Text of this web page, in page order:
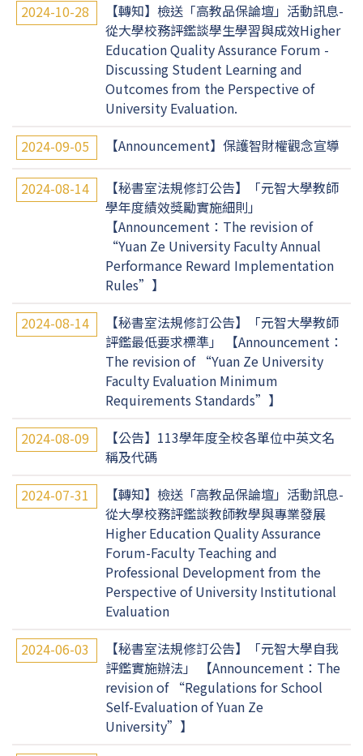
2024-10-28
【轉知】檢送「高教品保論壇」活動訊息-
從大學校務評鑑談學生學習與成效Higher
Education Quality Assurance Forum -
Discussing Student Learning and
Outcomes from the Perspective of
University Evaluation.
2024-09-05
【Announcement】保護智財權觀念宣導
2024-08-14
【秘書室法規修訂公告】「元智大學教師
學年度績效獎勵實施細則」
【Announcement：The revision of
“Yuan Ze University Faculty Annual
Performance Reward Implementation
Rules”】
2024-08-14
【秘書室法規修訂公告】「元智大學教師
評鑑最低要求標準」 【Announcement：
The revision of “Yuan Ze University
Faculty Evaluation Minimum
Requirements Standards”】
2024-08-09
【公告】113學年度全校各單位中英文名
稱及代碼
2024-07-31
【轉知】檢送「高教品保論壇」活動訊息-
從大學校務評鑑談教師教學與專業發展
Higher Education Quality Assurance
Forum-Faculty Teaching and
Professional Development from the
Perspective of University Institutional
Evaluation
2024-06-03
【秘書室法規修訂公告】「元智大學自我
評鑑實施辦法」 【Announcement：The
revision of “Regulations for School
Self-Evaluation of Yuan Ze
University”】